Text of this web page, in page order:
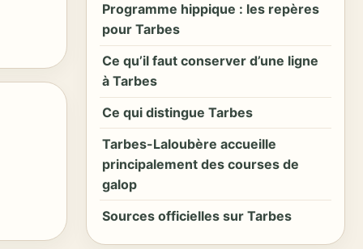
Programme hippique : les repères
pour Tarbes
Ce qu’il faut conserver d’une ligne
à Tarbes
Ce qui distingue Tarbes
Tarbes-Laloubère accueille
principalement des courses de
galop
Sources officielles sur Tarbes